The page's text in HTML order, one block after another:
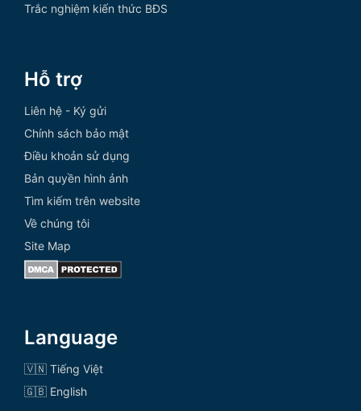
Trắc nghiệm kiến thức BĐS
Hỗ trợ
Liên hệ - Ký gửi
Chính sách bảo mật
Điều khoản sử dụng
Bản quyền hình ảnh
Tìm kiếm trên website
Về chúng tôi
Site Map
Language
🇻🇳 Tiếng Việt
🇬🇧 English